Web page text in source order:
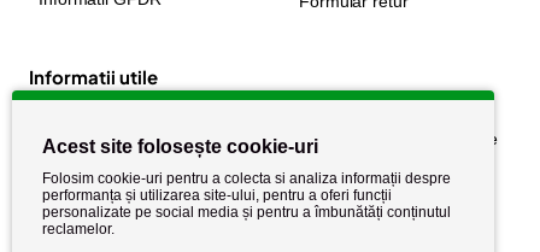
Informatii utile
Despre noi
Stiri si noutati
Politica de cookie
Politica de confidențialitate
Politica de retur
Termeni si conditii
Acest site folosește cookie-uri
Folosim cookie-uri pentru a colecta si analiza informații despre
performanța și utilizarea site-ului, pentru a oferi funcții
personalizate pe social media și pentru a îmbunătăți conținutul
reclamelor.